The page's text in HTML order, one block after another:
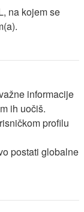
na kojem se
informacije
ih uočiš.
profilu
postati globalne